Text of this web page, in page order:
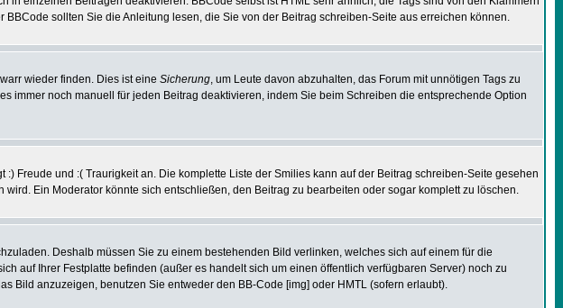
sollten Sie die Anleitung lesen, die Sie von der Beitrag schreiben-Seite aus erreichen können.
wieder finden. Dies ist eine Sicherung, um Leute davon abzuhalten, das Forum mit unnötigen Tags zu
immer noch manuell für jeden Beitrag deaktivieren, indem Sie beim Schreiben die entsprechende Option
Freude und :( Traurigkeit an. Die komplette Liste der Smilies kann auf der Beitrag schreiben-Seite gesehen
Ein Moderator könnte sich entschließen, den Beitrag zu bearbeiten oder sogar komplett zu löschen.
Deshalb müssen Sie zu einem bestehenden Bild verlinken, welches sich auf einem für die
auf Ihrer Festplatte befinden (außer es handelt sich um einen öffentlich verfügbaren Server) noch zu
Bild anzuzeigen, benutzen Sie entweder den BB-Code [img] oder HMTL (sofern erlaubt).